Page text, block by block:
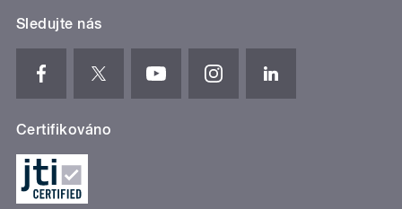
Sledujte nás
Certifikováno